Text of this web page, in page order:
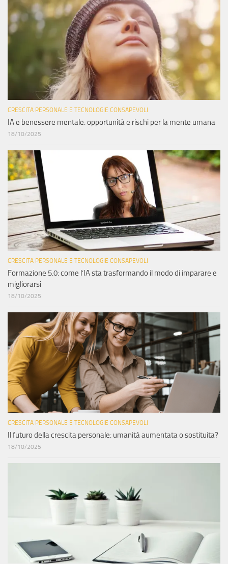
CRESCITA PERSONALE E TECNOLOGIE CONSAPEVOLI
IA e benessere mentale: opportunità e rischi per la mente umana
18/10/2025
CRESCITA PERSONALE E TECNOLOGIE CONSAPEVOLI
Formazione 5.0: come l’IA sta trasformando il modo di imparare e
migliorarsi
18/10/2025
CRESCITA PERSONALE E TECNOLOGIE CONSAPEVOLI
Il futuro della crescita personale: umanità aumentata o sostituita?
18/10/2025